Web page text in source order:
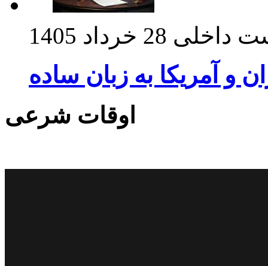
داخلی 28 خرداد 1405
و آمریکا به زبان ساده
اوقات شرعی